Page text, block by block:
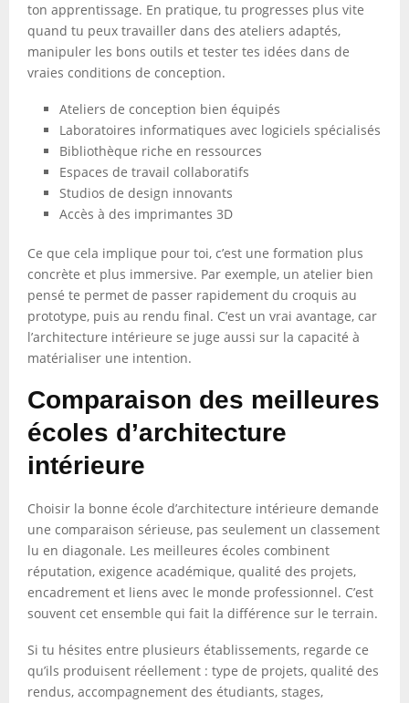
ton apprentissage. En pratique, tu progresses plus vite
quand tu peux travailler dans des ateliers adaptés,
manipuler les bons outils et tester tes idées dans de
vraies conditions de conception.
Ateliers de conception bien équipés
Laboratoires informatiques avec logiciels spécialisés
Bibliothèque riche en ressources
Espaces de travail collaboratifs
Studios de design innovants
Accès à des imprimantes 3D
Ce que cela implique pour toi, c’est une formation plus
concrète et plus immersive. Par exemple, un atelier bien
pensé te permet de passer rapidement du croquis au
prototype, puis au rendu final. C’est un vrai avantage, car
l’architecture intérieure se juge aussi sur la capacité à
matérialiser une intention.
Comparaison des meilleures
écoles d’architecture
intérieure
Choisir la bonne école d’architecture intérieure demande
une comparaison sérieuse, pas seulement un classement
lu en diagonale. Les meilleures écoles combinent
réputation, exigence académique, qualité des projets,
encadrement et liens avec le monde professionnel. C’est
souvent cet ensemble qui fait la différence sur le terrain.
Si tu hésites entre plusieurs établissements, regarde ce
qu’ils produisent réellement : type de projets, qualité des
rendus, accompagnement des étudiants, stages,